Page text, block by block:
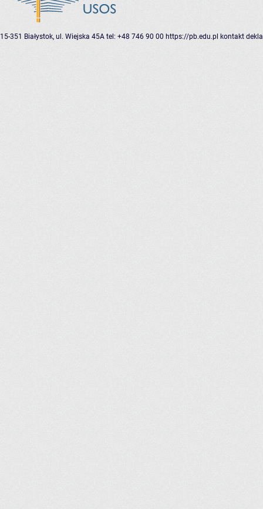
15-351 Białystok, ul. Wiejska 45A tel: +48 746 90 00 https://pb.edu.pl kontakt